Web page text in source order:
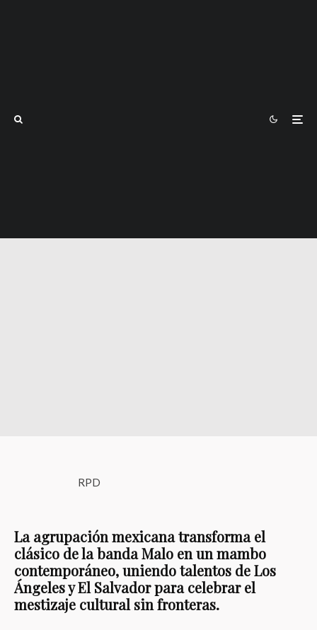
RPD
La agrupación mexicana transforma el
clásico de la banda Malo en un mambo
contemporáneo, uniendo talentos de Los
Ángeles y El Salvador para celebrar el
mestizaje cultural sin fronteras.